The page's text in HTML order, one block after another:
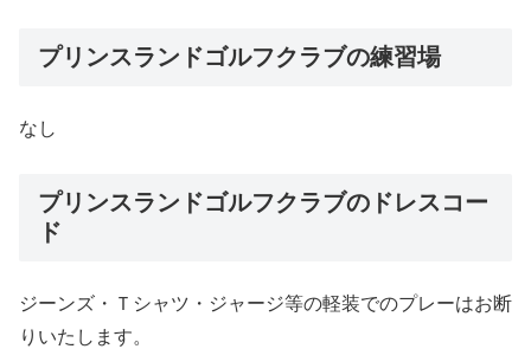
プリンスランドゴルフクラブの練習場
なし
プリンスランドゴルフクラブのドレスコー
ド
ジーンズ・Ｔシャツ・ジャージ等の軽装でのプレーはお断
りいたします。